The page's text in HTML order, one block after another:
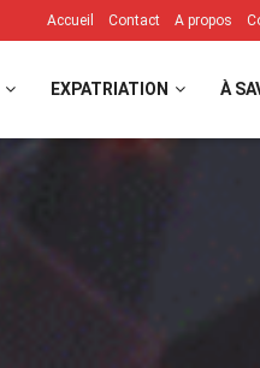
Accueil Contact A propos
EXPATRIATION À